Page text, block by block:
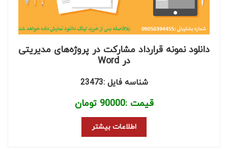
دانلود نمونه قرارداد مشارکت در پروژه‌های مدیریتی
در Word
شناسه فایل :23473
قیمت :90000 تومان
اطلاعات بیشتر